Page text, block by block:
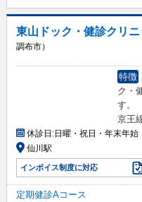
東山ドック・健診クリニ
調布市）
特徴
ク・
す。
京王
休診日:日曜・祝日・年末年始
仙川駅
インボイス制度に対応
定期健診Aコース